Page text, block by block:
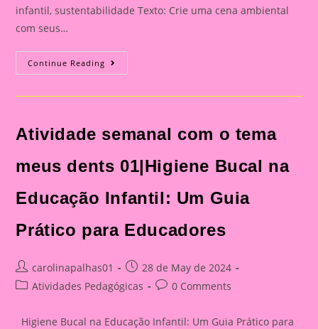
infantil, sustentabilidade Texto: Crie uma cena ambiental
com seus…
Continue Reading Post
16:
Educativa:
Ambiental
Com
Alunos
Atividade semanal com o tema
meus dents 01|Higiene Bucal na
Educação Infantil: Um Guia
Prático para Educadores
Post
author:
carolinapalhas01
Post
published:
28 de May de 2024
PostAtividades Pedagógicas
Post0 Comments
Higiene Bucal na Educação Infantil: Um Guia Prático para